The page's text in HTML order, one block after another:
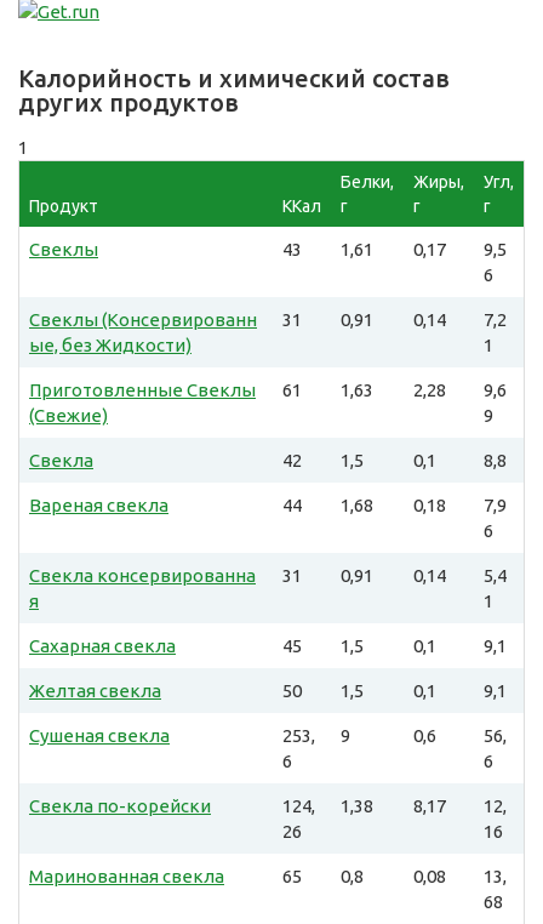
Калорийность и химический состав
других продуктов
1
Продукт ККал
Белки,
г
Жиры,
г
Угл,
г
Свеклы 43 1,61 0,17
9,5
6
Свеклы (Консервированн
ые, без Жидкости)
31 0,91 0,14
7,2
1
Приготовленные Свеклы
(Свежие)
61 1,63 2,28
9,6
9
Свекла 42 1,5 0,1 8,8
Вареная свекла 44 1,68 0,18
7,9
6
Свекла консервированна
я
31 0,91 0,14
5,4
1
Сахарная свекла 45 1,5 0,1 9,1
Желтая свекла 50 1,5 0,1 9,1
Сушеная свекла
253,
6
9 0,6
56,
6
Свекла по-корейски
124,
26
1,38 8,17
12,
16
Маринованная свекла 65 0,8 0,08
13,
68